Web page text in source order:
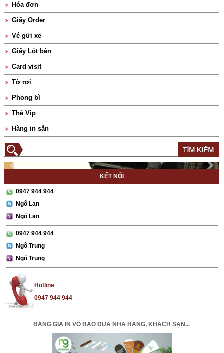
Hóa đơn
Giấy Order
Vé gửi xe
Giấy Lót bàn
Card visit
Tờ rơi
Phong bì
Thẻ Vip
Hàng in sẵn
KẾT NỐI
0947 944 944
Ngô Lan
Ngô Lan
0947 944 944
Ngô Trung
Ngô Trung
Hotline
0947 944 944
BẢNG GIÁ IN VỎ BAO ĐŨA NHÀ HÀNG, KHÁCH SẠN...